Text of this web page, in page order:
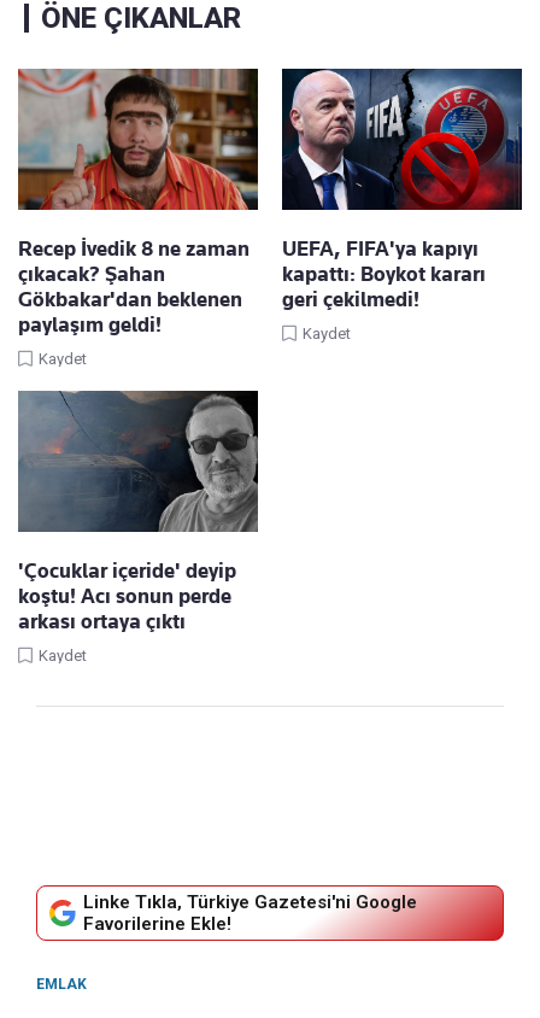
ÖNE ÇIKANLAR
Recep İvedik 8 ne zaman
çıkacak? Şahan
Gökbakar'dan beklenen
paylaşım geldi!
Kaydet
UEFA, FIFA'ya kapıyı
kapattı: Boykot kararı
geri çekilmedi!
Kaydet
'Çocuklar içeride' deyip
koştu! Acı sonun perde
arkası ortaya çıktı
Kaydet
Linke Tıkla, Türkiye Gazetesi'ni Google
Favorilerine Ekle!
EMLAK